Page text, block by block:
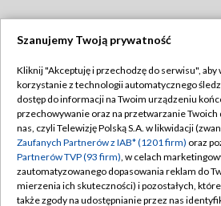
TVP
Abonament TVP
Emisja w TVP
Centrum informacji TVP
Naziemna Telewizja Cyfrowa
Regulamin
Polityka
Moje zgody
Pomoc
Szanujemy Twoją prywatność
Kliknij "Akceptuję i przechodzę do serwisu", aby
korzystanie z technologii automatycznego
dostęp do informacji na Twoim urządzeniu
przechowywanie oraz na przetwarzanie Twoich
nas, czyli Telewizję Polską S.A. w likwidacji
Zaufanych Partnerów z IAB* (1201 firm) oraz
Partnerów TVP (93 firm), w celach
zautomatyzowanego dopasowania reklam do
mierzenia ich skuteczności) i pozostałych,
także zgody na udostępnianie przez nas